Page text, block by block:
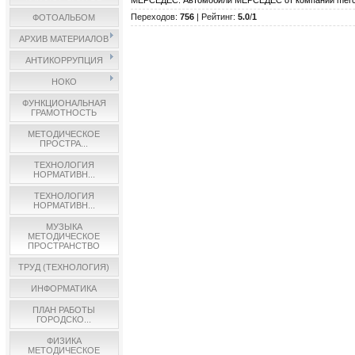
ФОТОАЛЬБОМ
АРХИВ МАТЕРИАЛОВ
АНТИКОРРУПЦИЯ
НОКО
ФУНКЦИОНАЛЬНАЯ
ГРАМОТНОСТЬ
МЕТОДИЧЕСКОЕ
ПРОСТРА...
ТЕХНОЛОГИЯ
НОРМАТИВН...
ТЕХНОЛОГИЯ
НОРМАТИВН...
МУЗЫКА
МЕТОДИЧЕСКОЕ
ПРОСТРАНСТВО
ТРУД (ТЕХНОЛОГИЯ)
ИНФОРМАТИКА
ПЛАН РАБОТЫ
ГОРОДСКО...
ФИЗИКА
МЕТОДИЧЕСКОЕ
Переходов: 756| Рейтинг: 5.0/1